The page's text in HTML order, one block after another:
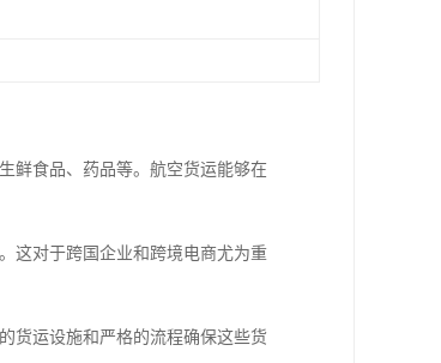
鲜食品、药品等。航空货运能够在
这对于跨国企业和跨境电商尤为重
货运设施和严格的流程确保这些货